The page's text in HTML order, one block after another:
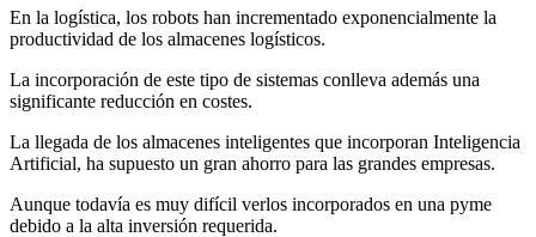
En la logística, los robots han incrementado exponencialmente la
productividad de los almacenes logísticos.
La incorporación de este tipo de sistemas conlleva además una
significante reducción en costes.
La llegada de los almacenes inteligentes que incorporan Inteligencia
Artificial, ha supuesto un gran ahorro para las grandes empresas.
Aunque todavía es muy difícil verlos incorporados en una pyme
debido a la alta inversión requerida.